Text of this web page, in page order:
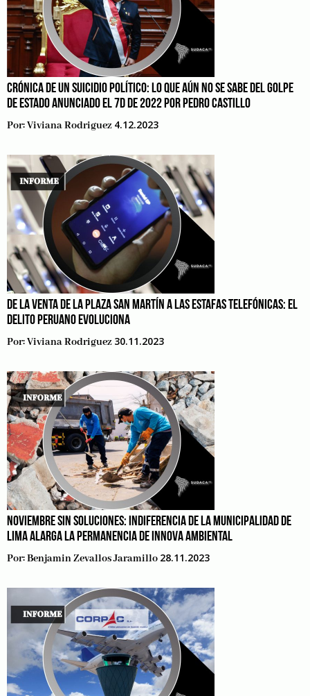
CRÓNICA DE UN SUICIDIO POLÍTICO: LO QUE AÚN NO SE SABE DEL GOLPE
DE ESTADO ANUNCIADO EL 7D DE 2022 POR PEDRO CASTILLO
Por:Viviana Rodriguez 4.12.2023
DE LA VENTA DE LA PLAZA SAN MARTÍN A LAS ESTAFAS TELEFÓNICAS: EL
DELITO PERUANO EVOLUCIONA
Por:Viviana Rodriguez 30.11.2023
NOVIEMBRE SIN SOLUCIONES: INDIFERENCIA DE LA MUNICIPALIDAD DE
LIMA ALARGA LA PERMANENCIA DE INNOVA AMBIENTAL
Por:Benjamin Zevallos Jaramillo 28.11.2023